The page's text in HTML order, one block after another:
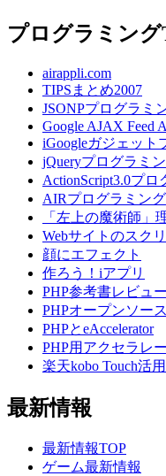
プログラミング
airappli.com
TIPSまとめ2007
JSONPプログラミ
Google AJAX Feed
iGoogleガジェット
jQueryプログラミ
ActionScript3.0プロ
AIRプログラミング
「左上の魔術師」
Webサイトのスク
顔にエフェクト
作ろう！iアプリ
PHP参考書レビュー
PHPオープンソー
PHPとeAccelerator
PHP用アクセラレ
楽天kobo Touch活
最新情報
最新情報TOP
ゲーム最新情報